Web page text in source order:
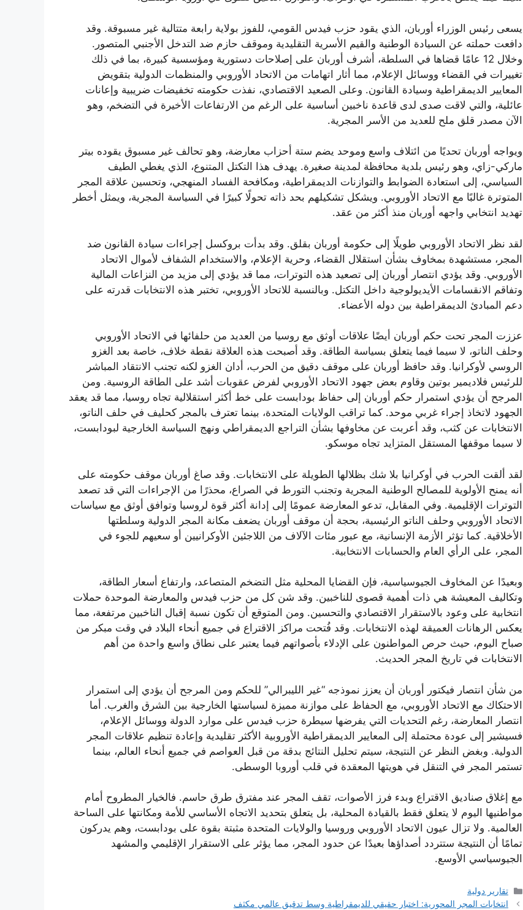
يسعى رئيس الوزراء أوربان، الذي يقود حزب فيدس القومي، للفوز بولاية رابعة متتالية غير مسبوقة. وقد
دافعت حملته عن السيادة الوطنية والقيم الأسرية التقليدية وموقف حازم ضد التدخل الأجنبي المتصور.
وخلال 12 عامًا قضاها في السلطة، أشرف أوربان على إصلاحات دستورية ومؤسسية كبيرة، بما في ذلك
تغييرات في القضاء ووسائل الإعلام، مما أثار اتهامات من الاتحاد الأوروبي والمنظمات الدولية بتقويض
المعايير الديمقراطية وسيادة القانون. وعلى الصعيد الاقتصادي، نفذت حكومته تخفيضات ضريبية وإعانات
عائلية، والتي لاقت صدى لدى قاعدة ناخبين أساسية على الرغم من الارتفاعات الأخيرة في التضخم، وهو
الآن مصدر قلق ملح للعديد من الأسر المجرية.
ويواجه أوربان تحديًا من ائتلاف واسع وموحد يضم ستة أحزاب معارضة، وهو تحالف غير مسبوق يقوده بيتر
ماركي-زاي، وهو رئيس بلدية محافظة لمدينة صغيرة. يهدف هذا التكتل المتنوع، الذي يغطي الطيف
السياسي، إلى استعادة الضوابط والتوازنات الديمقراطية، ومكافحة الفساد المنهجي، وتحسين علاقة المجر
المتوترة غالبًا مع الاتحاد الأوروبي. ويشكل تشكيلهم بحد ذاته تحولًا كبيرًا في السياسة المجرية، ويمثل أخطر
تهديد انتخابي واجهه أوربان منذ أكثر من عقد.
لقد نظر الاتحاد الأوروبي طويلًا إلى حكومة أوربان بقلق. وقد بدأت بروكسل إجراءات سيادة القانون ضد
المجر، مستشهدة بمخاوف بشأن استقلال القضاء، وحرية الإعلام، والاستخدام الشفاف لأموال الاتحاد
الأوروبي. وقد يؤدي انتصار أوربان إلى تصعيد هذه التوترات، مما قد يؤدي إلى مزيد من النزاعات المالية
وتفاقم الانقسامات الأيديولوجية داخل التكتل. وبالنسبة للاتحاد الأوروبي، تختبر هذه الانتخابات قدرته على
دعم المبادئ الديمقراطية بين دوله الأعضاء.
عززت المجر تحت حكم أوربان أيضًا علاقات أوثق مع روسيا من العديد من حلفائها في الاتحاد الأوروبي
وحلف الناتو، لا سيما فيما يتعلق بسياسة الطاقة. وقد أصبحت هذه العلاقة نقطة خلاف، خاصة بعد الغزو
الروسي لأوكرانيا. وقد حافظ أوربان على موقف دقيق من الحرب، أدان الغزو لكنه تجنب الانتقاد المباشر
للرئيس فلاديمير بوتين وقاوم بعض جهود الاتحاد الأوروبي لفرض عقوبات أشد على الطاقة الروسية. ومن
المرجح أن يؤدي استمرار حكم أوربان إلى حفاظ بودابست على خط أكثر استقلالية تجاه روسيا، مما قد يعقد
الجهود لاتخاذ إجراء غربي موحد. كما تراقب الولايات المتحدة، بينما تعترف بالمجر كحليف في حلف الناتو،
الانتخابات عن كثب، وقد أعربت عن مخاوفها بشأن التراجع الديمقراطي ونهج السياسة الخارجية لبودابست،
لا سيما موقفها المستقل المتزايد تجاه موسكو.
لقد ألقت الحرب في أوكرانيا بلا شك بظلالها الطويلة على الانتخابات. وقد صاغ أوربان موقف حكومته على
أنه يمنح الأولوية للمصالح الوطنية المجرية وتجنب التورط في الصراع، محذرًا من الإجراءات التي قد تصعد
التوترات الإقليمية. وفي المقابل، تدعو المعارضة عمومًا إلى إدانة أكثر قوة لروسيا وتوافق أوثق مع سياسات
الاتحاد الأوروبي وحلف الناتو الرئيسية، بحجة أن موقف أوربان يضعف مكانة المجر الدولية وسلطتها
الأخلاقية. كما تؤثر الأزمة الإنسانية، مع عبور مئات الآلاف من اللاجئين الأوكرانيين أو سعيهم للجوء في
المجر، على الرأي العام والحسابات الانتخابية.
وبعيدًا عن المخاوف الجيوسياسية، فإن القضايا المحلية مثل التضخم المتصاعد، وارتفاع أسعار الطاقة،
وتكاليف المعيشة هي ذات أهمية قصوى للناخبين. وقد شن كل من حزب فيدس والمعارضة الموحدة حملات
انتخابية على وعود بالاستقرار الاقتصادي والتحسين. ومن المتوقع أن تكون نسبة إقبال الناخبين مرتفعة، مما
يعكس الرهانات العميقة لهذه الانتخابات. وقد فُتحت مراكز الاقتراع في جميع أنحاء البلاد في وقت مبكر من
صباح اليوم، حيث حرص المواطنون على الإدلاء بأصواتهم فيما يعتبر على نطاق واسع واحدة من أهم
الانتخابات في تاريخ المجر الحديث.
من شأن انتصار فيكتور أوربان أن يعزز نموذجه “غير الليبرالي” للحكم ومن المرجح أن يؤدي إلى استمرار
الاحتكاك مع الاتحاد الأوروبي، مع الحفاظ على موازنة مميزة لسياستها الخارجية بين الشرق والغرب. أما
انتصار المعارضة، رغم التحديات التي يفرضها سيطرة حزب فيدس على موارد الدولة ووسائل الإعلام،
فسيشير إلى عودة محتملة إلى المعايير الديمقراطية الأوروبية الأكثر تقليدية وإعادة تنظيم علاقات المجر
الدولية. وبغض النظر عن النتيجة، سيتم تحليل النتائج بدقة من قبل العواصم في جميع أنحاء العالم، بينما
تستمر المجر في التنقل في هويتها المعقدة في قلب أوروبا الوسطى.
مع إغلاق صناديق الاقتراع وبدء فرز الأصوات، تقف المجر عند مفترق طرق حاسم. فالخيار المطروح أمام
مواطنيها اليوم لا يتعلق فقط بالقيادة المحلية، بل يتعلق بتحديد الاتجاه الأساسي للأمة ومكانتها على الساحة
العالمية. ولا تزال عيون الاتحاد الأوروبي وروسيا والولايات المتحدة مثبتة بقوة على بودابست، وهم يدركون
تمامًا أن النتيجة ستتردد أصداؤها بعيدًا عن حدود المجر، مما يؤثر على الاستقرار الإقليمي والمشهد
الجيوسياسي الأوسع.
التصنيفات
تقارير دولية
انتخابات المجر المحورية: اختبار حقيقي للديمقراطية وسط تدقيق عالمي مكثف